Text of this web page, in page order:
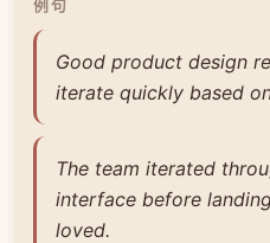
例句
Good product design
iterate quickly based
The team iterated
interface before
loved.